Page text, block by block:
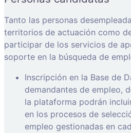
Tanto las personas
territorios de actuación como
participar de los servicios de
soporte en la búsqueda de
Inscripción en la Base de
demandantes de empleo,
la plataforma podrán
en los procesos de
empleo gestionadas en